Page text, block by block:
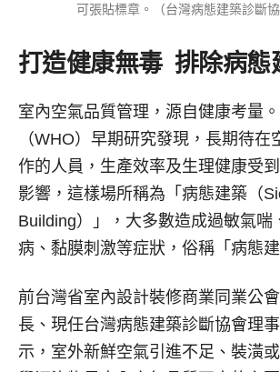
可張貼標章。（台灣病態建築診斷協
打造健康無毒 排除病態
室內空氣品質管理，源自健康考量
（WHO）早期研究發現，長期待在
作的人員，生產效率及生理健康受
影響，這樣場所稱為「病態建築（
Building）」，大多數造成過敏氣喘
病、黏膜刺激等症狀，俗稱「病態
前台灣省室內設計裝修商業同業公
長、現任台灣病態建築診斷協會理
示，室外新鮮空氣引進不足、裝潢